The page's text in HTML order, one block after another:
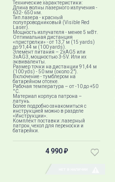
Технические характеристики:
Длина волны лазерного излучения -
632- 650 нм.
Тип лазера - красный
полупроводниковый (Visible Red
Laser).
Мощность излучателя - менее 5 мВт.
Оптимальная дистанция
«пристрелки» - от 13,7 м (15 yards)
до 91,44 м (100 yards).
Элемент питания – 2хAG5 или
3хAG3, мощностью 3-5V. Или их
эквиваленты.
Размер точки на дистанции 91,44 м
(100 yds) - 50 мм (около 2").
Включение - тумблером на
батарейном отсеке.
Рабочая температура – от -10 до +50
°C.
Материал корпуса патрона –
латунь.
Более подробно ознакомиться с
инструкцией можно в разделе
«Инструкции».
Комплект поставки: лазерный
патрон, чехол для переноски и
батарейки.
4 990 ₽